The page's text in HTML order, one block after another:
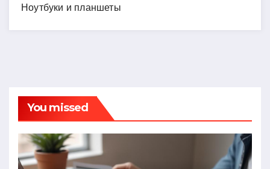
Ноутбуки и планшеты
You missed